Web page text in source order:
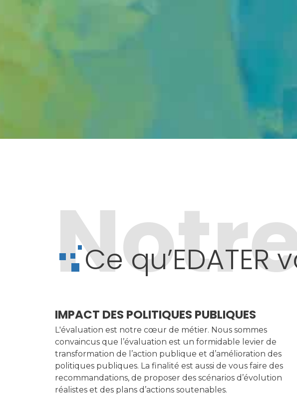
Ce
IMPACT DES POLITIQUES PUBLIQUES
L'évaluation est notre cœur de métier. Nous sommes
convaincus que l’évaluation est un formidable levier de
transformation de l’action publique et d’amélioration des
politiques publiques. La finalité est aussi de vous faire des
recommandations, de proposer des scénarios d’évolution
réalistes et des plans d’actions soutenables.